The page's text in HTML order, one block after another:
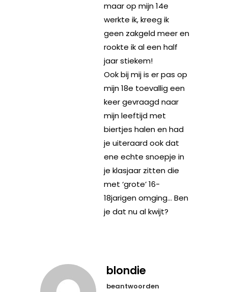
maar op mijn 14e
werkte ik, kreeg ik
geen zakgeld meer en
rookte ik al een half
jaar stiekem!
Ook bij mij is er pas op
mijn 18e toevallig een
keer gevraagd naar
mijn leeftijd met
biertjes halen en had
je uiteraard ook dat
ene echte snoepje in
je klasjaar zitten die
met ‘grote’ 16-
18jarigen omging… Ben
je dat nu al kwijt?
blondie
beantwoorden